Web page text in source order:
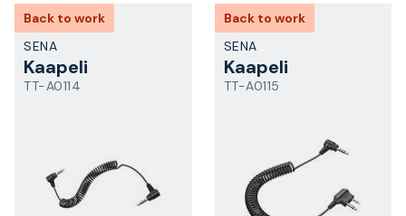
Back to work
SENA
Kaapeli
TT-A0114
Back to work
SENA
Kaapeli
TT-A0115